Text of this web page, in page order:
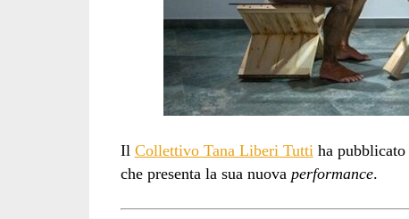
Il Collettivo Tana Liberi Tutti ha pubblicato
che presenta la sua nuova performance.